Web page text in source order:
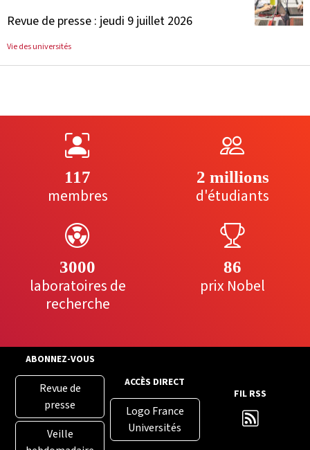
Revue de presse : jeudi 9 juillet 2026
Vie des universités
117
membres
2 millions
d'étudiants
3000
laboratoires de
recherche
86
prix Nobel
ABONNEZ-VOUS
Revue de
presse
Veille
ACCÈS DIRECT
Logo France
Universités
FIL RSS